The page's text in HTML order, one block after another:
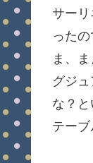
サー
ったの
ま、
グジ
な？と
テー